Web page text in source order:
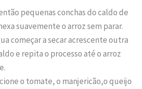
pequenas conchas do caldo de
suavemente o arroz sem parar.
começar a secar acrescente outra
e repita o processo até o arroz
o tomate, o manjericão,o queijo